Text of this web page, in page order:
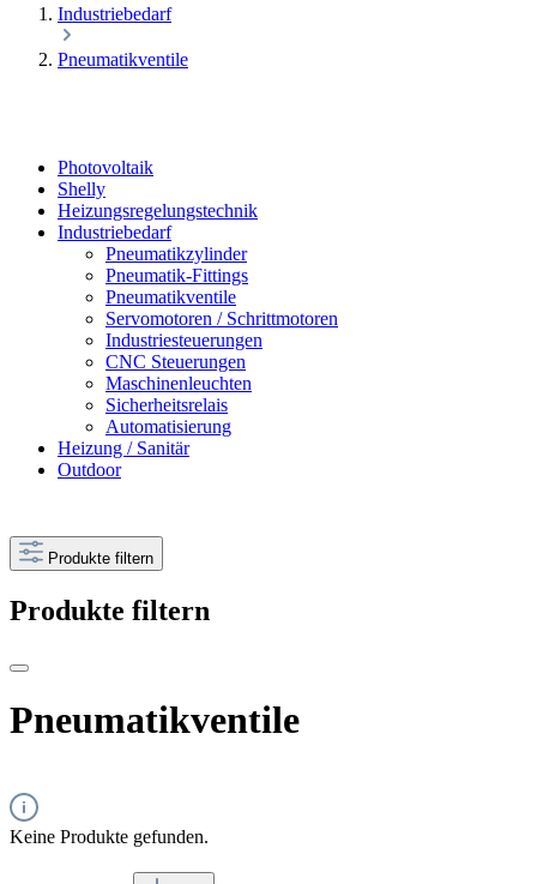
Industriebedarf
Pneumatikventile
Photovoltaik
Shelly
Heizungsregelungstechnik
Industriebedarf
Pneumatikzylinder
Pneumatik-Fittings
Pneumatikventile
Servomotoren / Schrittmotoren
Industriesteuerungen
CNC Steuerungen
Maschinenleuchten
Sicherheitsrelais
Automatisierung
Heizung / Sanitär
Outdoor
Produkte filtern
Produkte filtern
Pneumatikventile
Keine Produkte gefunden.